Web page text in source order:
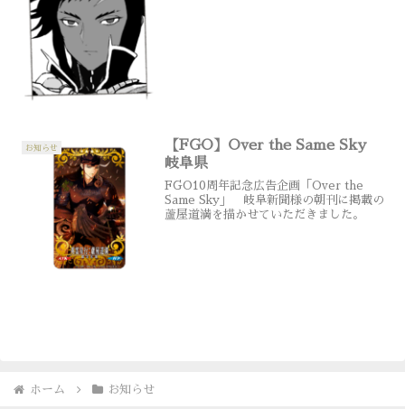
お知らせ
【FGO】Over the Same Sky
岐阜県
FGO10周年記念広告企画「Over the
Same Sky」 岐阜新聞様の朝刊に掲載の
蘆屋道満を描かせていただきました。
ホーム お知らせ